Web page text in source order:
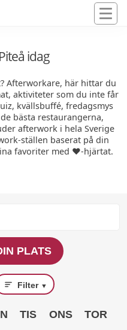
idag
Afterworkare, här hittar du
aktiviteter som du inte får
kvällsbuffé, fredagsmys
bästa restaurangerna,
afterwork i hela Sverige
ställen baserat på din
favoriter med ❤️-hjärtat.
PLATS
Filter ▼
TIS ONS TOR